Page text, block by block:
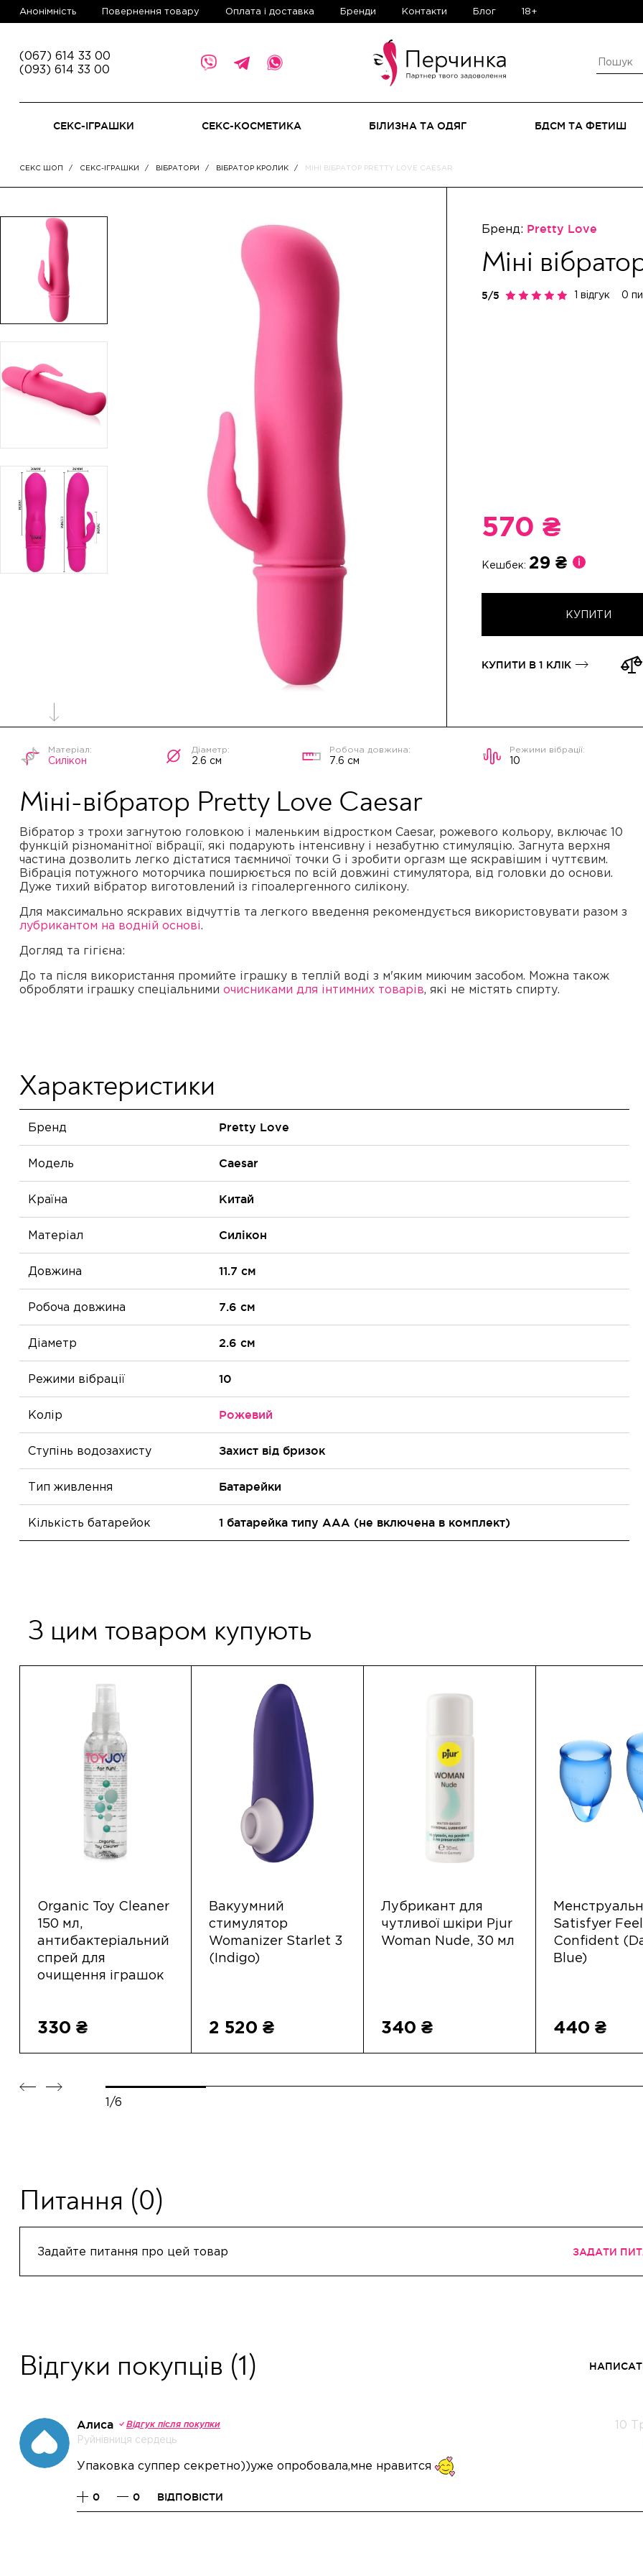
Aнонімність Повернення товару Оплата і доставка Бренди Контакти Блог 18+
(067) 614 33 00
(093) 614 33 00
СЕКС-ІГРАШКИ СЕКС-КОСМЕТИКА БІЛИЗНА ТА ОДЯГ БДСМ ТА ФЕТИШ
СЕКС ШОП СЕКС-ІГРАШКИ ВІБРАТОРИ ВІБРАТОР КРОЛИК МІНІ ВІБРАТОР PRETTY LOVE CAESAR
Бренд: Pretty Love
Міні
1 відгук 0
570 ₴
Кешбек: 29 ₴
КУПИТИ
КУПИТИ В 1 КЛІК
Силікон 2.6 см 7.6 см 10
Міні-вібратор Pretty Love Caesar
Вібратор з трохи загнутою головкою і маленьким відростком Caesar, рожевого кольору, включає 10
функцій різноманітної вібрації, які подарують інтенсивну і незабутню стимуляцію. Загнута верхня
частина дозволить легко дістатися таємничої точки G і зробити оргазм ще яскравішим і чуттєвим.
Вібрація потужного моторчика поширюється по всій довжині стимулятора, від головки до основи.
Дуже тихий вібратор виготовлений із гіпоалергенного силікону.
Для максимально яскравих відчуттів та легкого введення рекомендується використовувати разом з
лубрикантом на водній основі.
Догляд та гігієна:
До та після використання промийте іграшку в теплій воді з м'яким миючим засобом. Можна також
обробляти іграшку спеціальними очисниками для інтимних товарів, які не містять спирту.
Характеристики
Бренд Pretty Love
Модель Caesar
Країна Китай
Матеріал Силікон
Довжина 11.7 см
Робоча довжина 7.6 см
Діаметр 2.6 см
Режими вібрації 10
Колір Рожевий
Ступінь водозахисту Захист від бризок
Тип живлення Батарейки
Кількість батарейок 1 батарейка типу AAA (не включена в комплект)
З цим товаром купують
Organic Toy Cleaner
150 мл,
антибактеріальний
спрей для
очищення іграшок
330 ₴
Вакуумний
стимулятор
Womanizer Starlet 3
(Indigo)
2 520 ₴
Лубрикант для
чутливої ​​шкіри Pjur
Woman Nude, 30 мл
340 ₴
Satisfyer Feel
Confident
Blue)
440 ₴
1/6
Питання (0)
Задайте питання про цей товар ЗАДАТИ
Відгуки покупців (1)
Алиса Відгук після покупки
Руйнівниця сердець
10
Упаковка суппер секретно))уже опробовала,мне нравится
0 0 ВІДПОВІСТИ